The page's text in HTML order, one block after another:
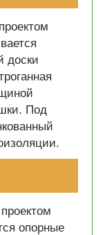
доски
Под
опорные